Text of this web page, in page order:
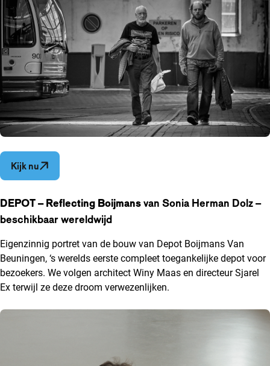
Kijk nu Opent in een nieuw venster
DEPOT – Reflecting Boijmansvan Sonia Herman Dolz –
beschikbaar wereldwijd
Eigenzinnig portret van de bouw van Depot Boijmans Van
Beuningen, ‘s werelds eerste compleet toegankelijke depot voor
bezoekers. We volgen architect Winy Maas en directeur Sjarel
Ex terwijl ze deze droom verwezenlijken.